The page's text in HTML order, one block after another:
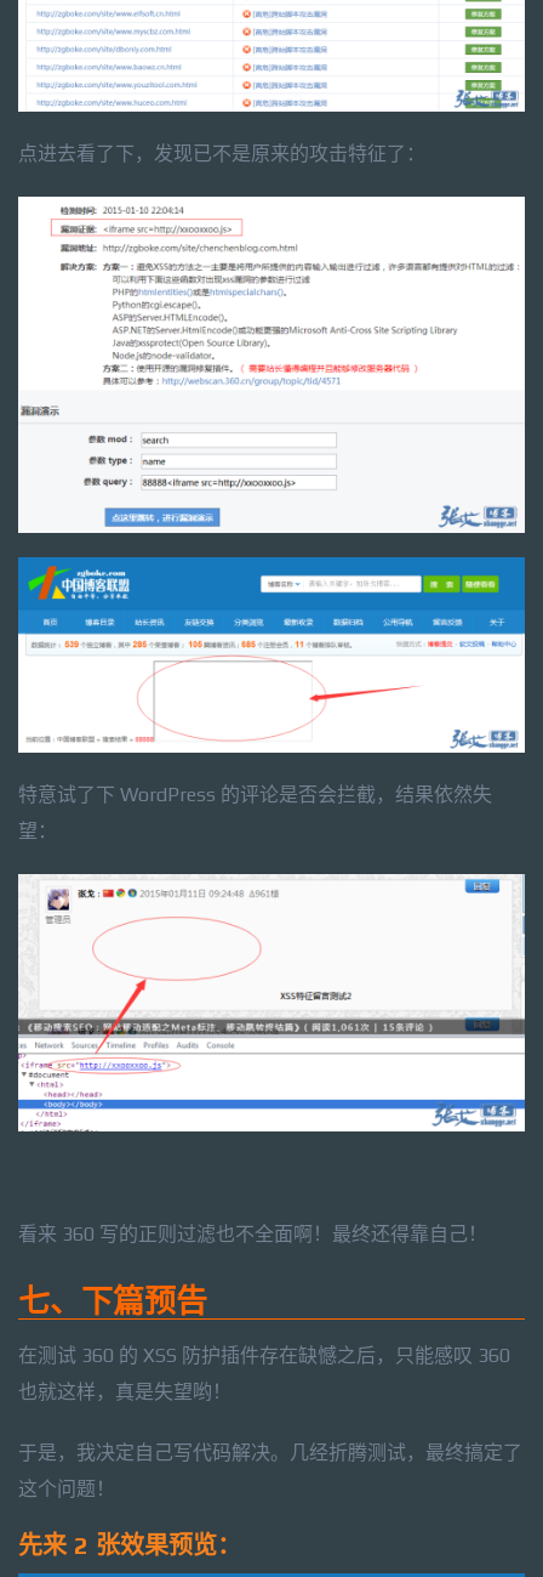
点进去看了下，发现已不是原来的攻击特征了：
特意试了下 WordPress 的评论是否会拦截，结果依然失
望：
看来 360 写的正则过滤也不全面啊！最终还得靠自己！
七、下篇预告
在测试 360 的 XSS 防护插件存在缺憾之后，只能感叹 360
也就这样，真是失望哟！
于是，我决定自己写代码解决。几经折腾测试，最终搞定了
这个问题！
先来 2 张效果预览：